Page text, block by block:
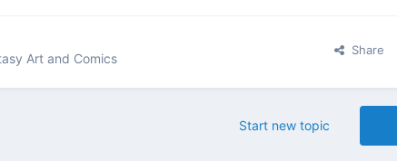
Art and Comics
Share
Start new topic